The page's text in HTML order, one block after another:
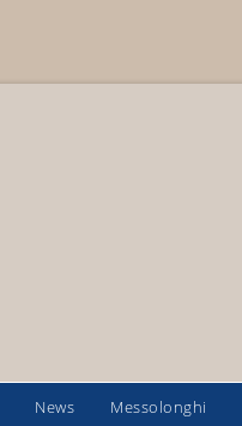
News Messolonghi